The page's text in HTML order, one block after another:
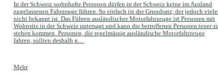
In der Schweiz wohnhafte Personen dürfen in der Schweiz keine im Ausland
zugelassenen Fahrzeuge führen. So einfach ist der Grundsatz, der jedoch
nicht bekannt ist. Das Führen ausländischer Motorfahrzeuge ist Personen mit
Wohnsitz in der Schweiz untersagt und kann die betroffenen Personen teuer
stehen kommen. Personen, die regelmässig ausländische Motorfahrzeuge
fahren, sollten deshalb g…
Mehr